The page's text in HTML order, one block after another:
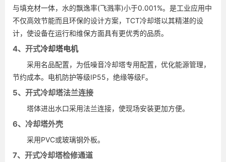
与填充材一体，水的飘逸率(飞溅率)小于0.001%。是工业应用中
不仅高效节能而且环保的设计方案，TCT冷却塔以其精湛的设
计，使设备在运行和维保方面具有更优秀的品质。
4、开式冷却塔电机
采用名品配置，为低噪音冷却塔专用配置，优化能源管理，
节约成本。电机防护等级IP55，绝缘等级F。
5、开式冷却塔法兰连接
塔体进出水口采用法兰连接，使现场安装更加方便。
6、冷却塔外壳
采用PVC或玻璃钢外板。
7、开式冷却塔检修通道